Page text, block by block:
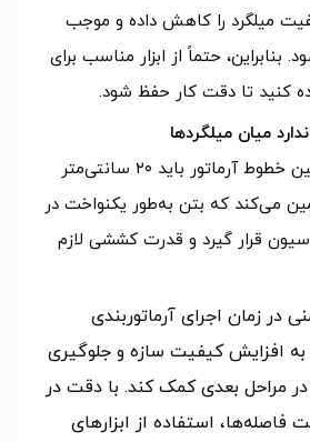
میلگرد را کاهش داده و موجب
حتماً از ابزار مناسب برای
کنید تا دقت کار حفظ شود.
میان میلگردها
حداکثر فاصله مجاز بین خطوط آرماتور باید ۲۰ سانتی‌متر
می‌کند که بتن به‌طور یکنواخت در
قرار گیرد و قدرت کششی لازم
در زمان اجرای آرماتوربندی
به افزایش کیفیت سازه و جلوگیری
مراحل بعدی کمک کند. با دقت در
فاصله‌ها، استفاده از ابزارهای